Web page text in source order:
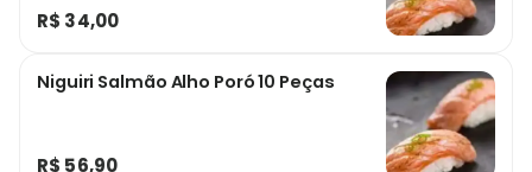
R$ 34,00
Niguiri Salmão Alho Poró 10 Peças
R$ 56,90